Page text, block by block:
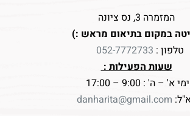
המזמרה 3, נס ציונה
במקום בתיאום מראש :)
טלפון : 052-7772733
שעות הפעילות :
ימי א' – ה' : 9:00 – 17:00
danharita@gmail.com